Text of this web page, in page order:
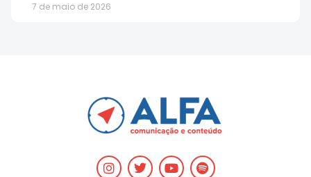
7 de maio de 2026